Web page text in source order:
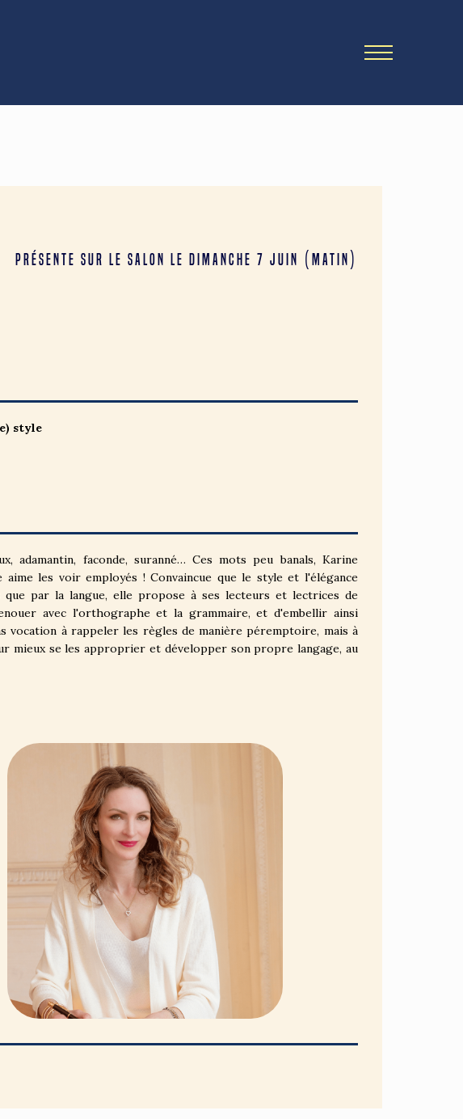
Présente sur le salon le dimanche 7 juin (matin)
style
adamantin, faconde, suranné… Ces mots peu banals, Karine
les voir employés ! Convaincue que le style et l'élégance
par la langue, elle propose à ses lecteurs et lectrices de
avec l'orthographe et la grammaire, et d'embellir ainsi
vocation à rappeler les règles de manière péremptoire, mais à
mieux se les approprier et développer son propre langage, au